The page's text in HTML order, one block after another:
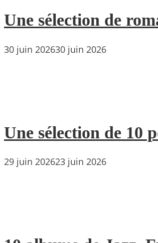
Une sélection de
30 juin 202630 juin 2026
Une sélection de 10
29 juin 202623 juin 2026